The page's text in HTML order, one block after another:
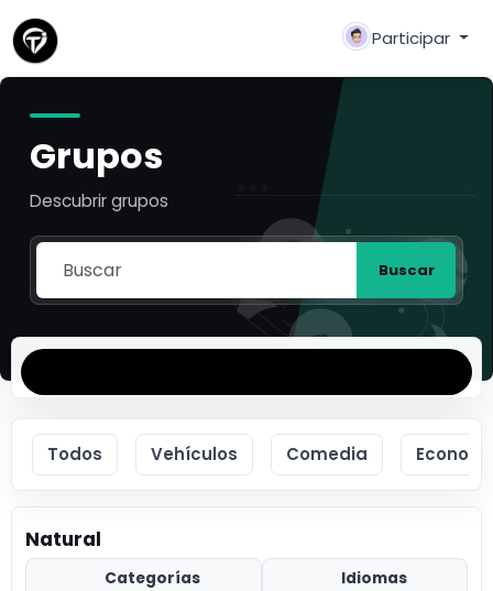
Participar
Grupos
Descubrir grupos
Buscar
Todos Vehículos Comedia
Natural
Categorías Idiomas